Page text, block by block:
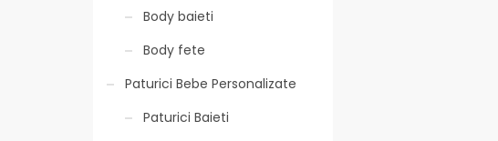
Body baieti
Body fete
Paturici Bebe Personalizate
Paturici Baieti